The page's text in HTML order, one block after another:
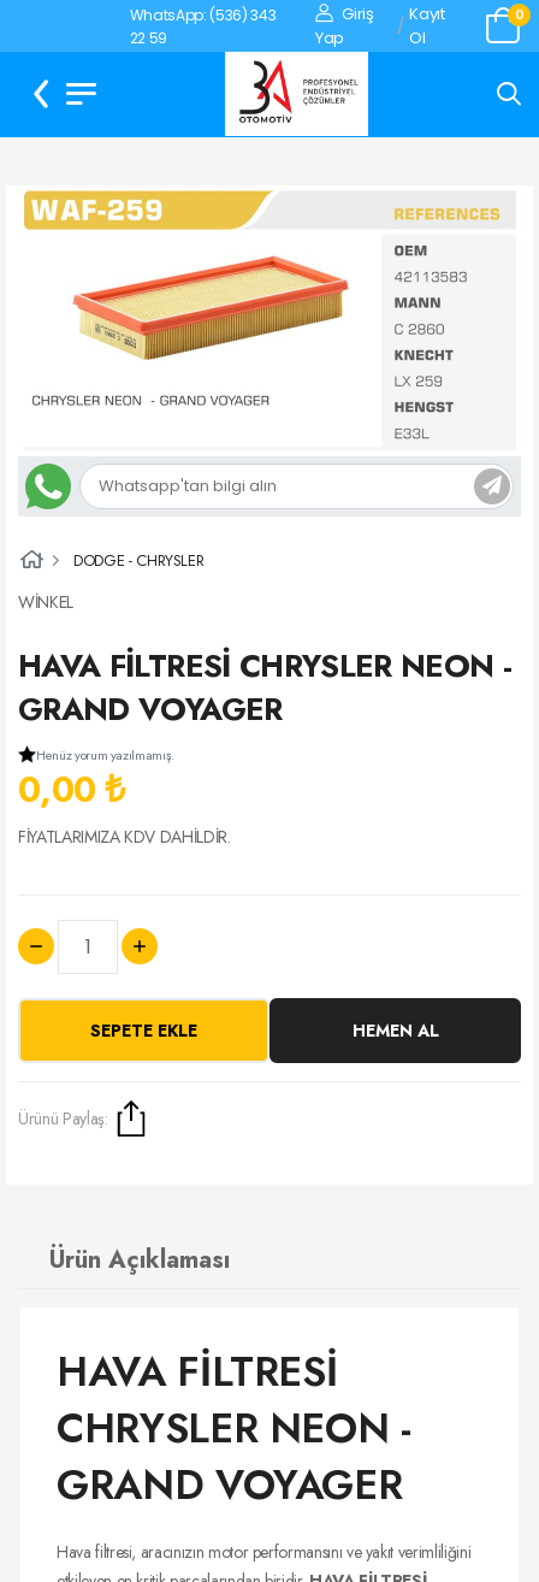
WhatsApp: (536) 343
22 59
Giriş
Yap
/
Kayıt
Ol
0
DODGE - CHRYSLER
WİNKEL
HAVA FİLTRESİ CHRYSLER NEON -
GRAND VOYAGER
Henüz yorum yazılmamış.
0,00 ₺
FİYATLARIMIZA KDV DAHİLDİR.
SEPETE EKLE HEMEN AL
Ürünü Paylaş:
Ürün Açıklaması
HAVA FİLTRESİ
CHRYSLER NEON -
GRAND VOYAGER
Hava filtresi, aracınızın motor performansını ve yakıt verimliliğini